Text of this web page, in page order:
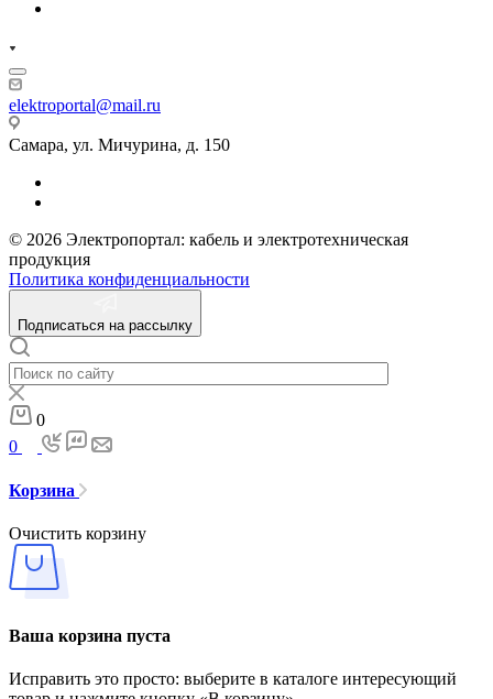
elektroportal@mail.ru
Самара, ул. Мичурина, д. 150
© 2026 Электропортал: кабель и электротехническая
продукция
Политика конфиденциальности
Подписаться на рассылку
0
0
Корзина
Очистить корзину
Ваша корзина пуста
Исправить это просто: выберите в каталоге интересующий